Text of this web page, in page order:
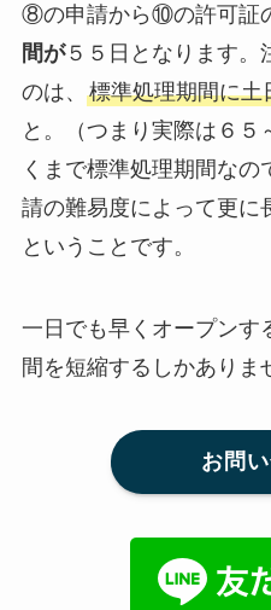
⑧の申請から⑩の許可証
間が５５日となります。
のは、 標準処理期間に土
と。（つまり実際は６５
くまで標準処理期間なの
請の難易度によって更に
ということです。
一日でも早くオープン
間を短縮するしかありま
お問